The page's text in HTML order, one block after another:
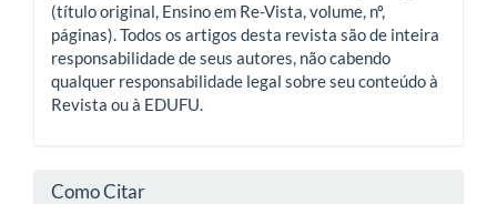
(título original, Ensino em Re-Vista, volume, nº,
páginas). Todos os artigos desta revista são de inteira
responsabilidade de seus autores, não cabendo
qualquer responsabilidade legal sobre seu conteúdo à
Revista ou à EDUFU.
Como Citar